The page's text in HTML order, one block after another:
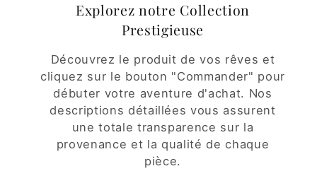
Explorez notre Collection
Prestigieuse
Découvrez le produit de vos rêves et
cliquez sur le bouton "Commander" pour
débuter votre aventure d'achat. Nos
descriptions détaillées vous assurent
une totale transparence sur la
provenance et la qualité de chaque
pièce.